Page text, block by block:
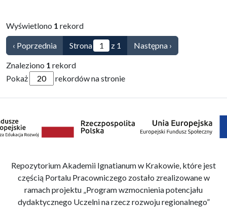
Wyświetlono 1 rekord
‹ Poprzednia Strona z 1 Następna ›
Znaleziono 1 rekord
Pokaż
rekordów na stronie
Repozytorium Akademii Ignatianum w Krakowie, które jest
częścią Portalu Pracowniczego zostało zrealizowane w
ramach projektu „Program wzmocnienia potencjału
dydaktycznego Uczelni na rzecz rozwoju regionalnego”